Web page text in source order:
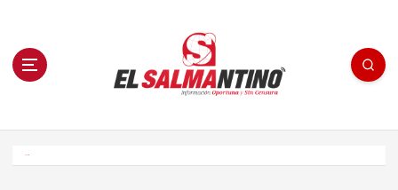
n El Salmantino - medios/noticias/editorial